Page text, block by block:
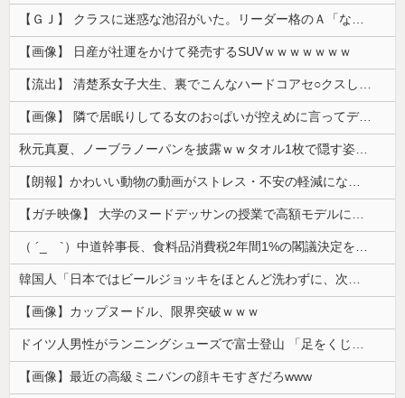
【ＧＪ】 クラスに迷惑な池沼がいた。リーダー格のＡ「なんで支援学級に入れないんですか？」先生「背の高い低いと同じで、これも個性なの！差別は...
【画像】 日産が社運をかけて発売するSUVｗｗｗｗｗｗｗ
【流出】 清楚系女子大生、裏でこんなハードコアセ○クスしてたとか嘘だろ…（動画あり）
【画像】 隣で居眠りしてる女のお○ぱいが控えめに言ってデカいｗｗｗ
秋元真夏、ノーブラノーパンを披露ｗｗタオル1枚で隠す姿がほぼA●女優・・
【朗報】かわいい動物の動画がストレス・不安の軽減になる可能性。英大学の研究で実証
【ガチ映像】 大学のヌードデッサンの授業で高額モデルに依頼したら○○○が凄すぎた動画、お前らの想像の20倍は凄い
（ ´_ゝ`）中道幹事長、食料品消費税2年間1%の閣議決定を批判 → 記者「中道改革連合は食料品消費税ゼロを公約に掲げていたが？」→ 階猛氏「
韓国人「日本ではビールジョッキをほとんど洗わずに、次の客に出すんだ！ これが証拠の映像だ!!」……あー、なるほどですねー。韓国には「アレ」がないんだ？
【画像】カップヌードル、限界突破ｗｗｗ
ドイツ人男性がランニングシューズで富士登山 「足をくじいて動けない」
【画像】最近の高級ミニバンの顔キモすぎだろwww